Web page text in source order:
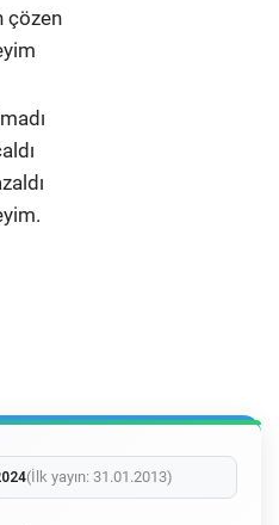
çözen
(İlk yayın: 31.01.2013)